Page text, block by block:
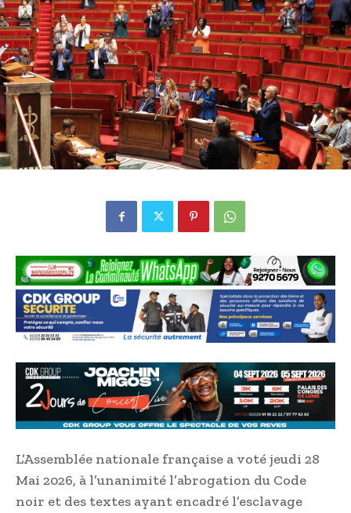
L’Assemblée nationale française a voté jeudi 28
Mai 2026, à l’unanimité l’abrogation du Code
noir et des textes ayant encadré l’esclavage